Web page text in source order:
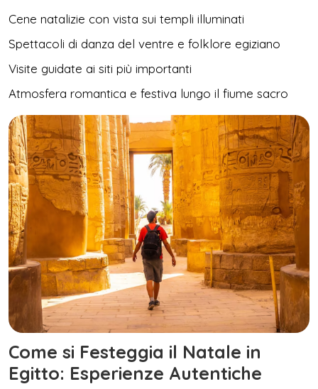
Cene natalizie con vista sui templi illuminati
Spettacoli di danza del ventre e folklore egiziano
Visite guidate ai siti più importanti
Atmosfera romantica e festiva lungo il fiume sacro
Come si Festeggia il Natale in
Egitto: Esperienze Autentiche